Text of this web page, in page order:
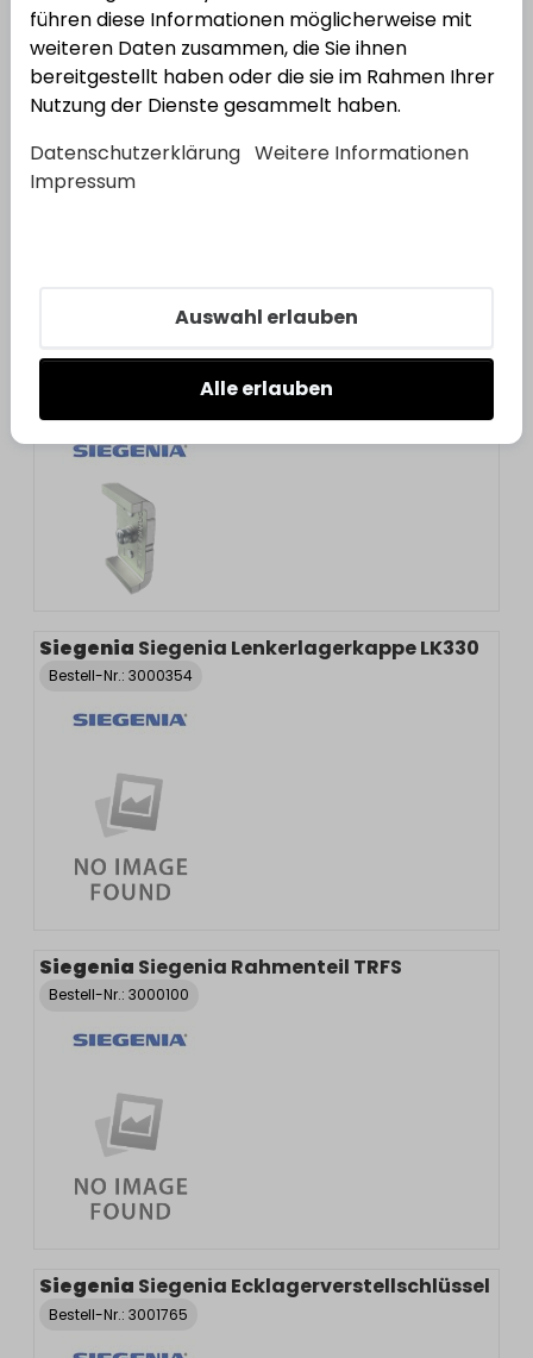
13Varianten
SiegeniaSiegenia Mittelverschluss
Bestell-Nr.:3022161
SiegeniaSiegenia Titan AF
Aushebelsicherung TFAH
Siegenia Siegenia Lenkerlagerkappe LK330
Bestell-Nr.: 3000354
Siegenia Siegenia Rahmenteil TRFS
Bestell-Nr.: 3000100
Siegenia Siegenia Ecklagerverstellschlüssel
Bestell-Nr.: 3001765
führen diese Informationen möglicherweise mit
weiteren Daten zusammen, die Sie ihnen
bereitgestellt haben oder die sie im Rahmen Ihrer
Nutzung der Dienste gesammelt haben.
Datenschutzerklärung Weitere Informationen
Impressum
Auswahl erlauben
Alle erlauben